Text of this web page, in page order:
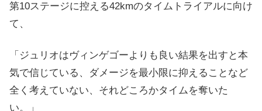
第10ステージに控える42kmのタイムトライアルに向け
て、
「ジュリオはヴィンゲゴーよりも良い結果を出すと本
気で信じている、ダメージを最小限に抑えることなど
全く考えていない、それどころかタイムを奪いた
い。」